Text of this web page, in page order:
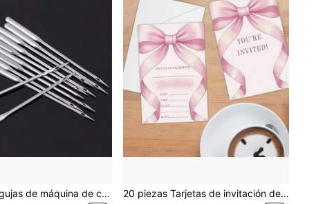
10 piezas Agujas de máquina de coser para el hogar, agujas para máquina de coser eléctrica industrial de cama plana y repuestos de máquina de coser de pedal vintage 20 piezas Tarjetas de invitación de fiesta de cumpleaños con diseño de mariposa rosa y cinta, adecuadas para estudiantes, amigos, celebraciones familiares y suministros para fiestas de cumpleaños de adultos